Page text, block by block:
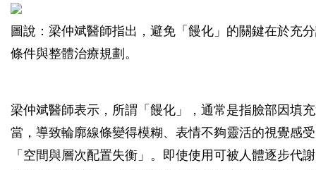
圖說：梁仲斌醫師指出，避免「饅化」的關鍵在於充
條件與整體治療規劃。
梁仲斌醫師表示，所謂「饅化」，通常是指臉部因填
當，導致輪廓線條變得模糊、表情不夠靈活的視覺感
「空間與層次配置失衡」。即使使用可被人體逐步代